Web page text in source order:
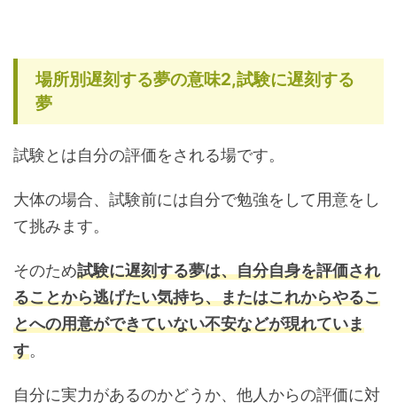
場所別遅刻する夢の意味2,試験に遅刻する
夢
試験とは自分の評価をされる場です。
大体の場合、試験前には自分で勉強をして用意をし
て挑みます。
そのため試験に遅刻する夢は、自分自身を評価され
ることから逃げたい気持ち、またはこれからやるこ
とへの用意ができていない不安などが現れていま
す。
自分に実力があるのかどうか、他人からの評価に対